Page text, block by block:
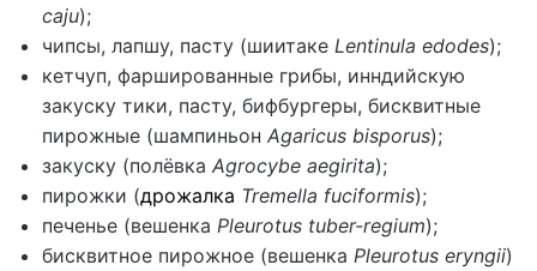
caju);
чипсы, лапшу, пасту (шиитаке Lentinula edodes);
кетчуп, фаршированные грибы, инндийскую
закуску тики, пасту, бифбургеры, бисквитные
пирожные (шампиньон Agaricus bisporus);
закуску (полёвка Agrocybe aegirita);
пирожки (дрожалка Tremella fuciformis);
печенье (вешенка Pleurotus tuber-regium);
бисквитное пирожное (вешенка Pleurotus eryngii)